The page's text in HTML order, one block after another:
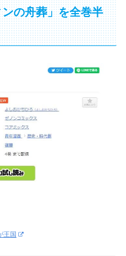
の舟葬」を全巻半
王国